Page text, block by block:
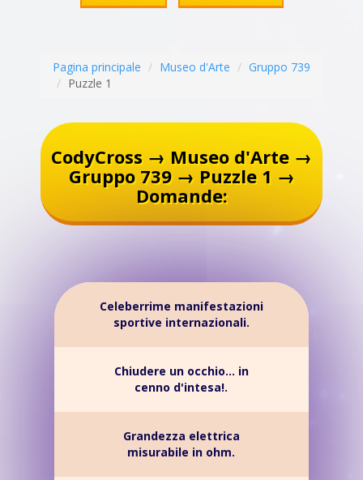
Pagina principale Museo d'Arte
Gruppo 739
Puzzle 1
CodyCross → Museo d'Arte →
Gruppo 739 → Puzzle 1 →
Domande:
Celeberrime manifestazioni
sportive internazionali.
Chiudere un occhio... in
cenno d'intesa!.
Grandezza elettrica
misurabile in ohm.